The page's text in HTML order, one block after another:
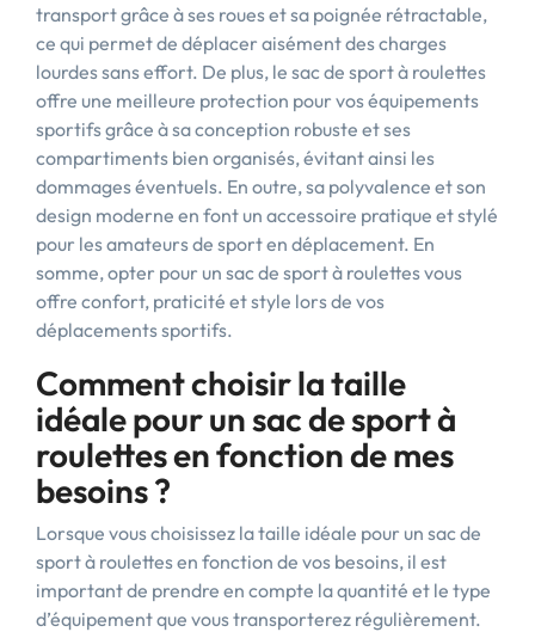
transport grâce à ses roues et sa poignée rétractable,
ce qui permet de déplacer aisément des charges
lourdes sans effort. De plus, le sac de sport à roulettes
offre une meilleure protection pour vos équipements
sportifs grâce à sa conception robuste et ses
compartiments bien organisés, évitant ainsi les
dommages éventuels. En outre, sa polyvalence et son
design moderne en font un accessoire pratique et stylé
pour les amateurs de sport en déplacement. En
somme, opter pour un sac de sport à roulettes vous
offre confort, praticité et style lors de vos
déplacements sportifs.
Comment choisir la taille
idéale pour un sac de sport à
roulettes en fonction de mes
besoins ?
Lorsque vous choisissez la taille idéale pour un sac de
sport à roulettes en fonction de vos besoins, il est
important de prendre en compte la quantité et le type
d’équipement que vous transporterez régulièrement.